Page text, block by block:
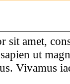
sit amet,
ut
Vivamus